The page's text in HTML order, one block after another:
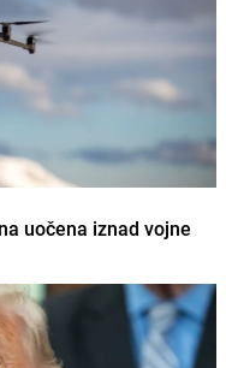
uočena iznad vojne